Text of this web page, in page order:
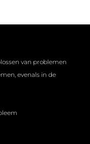
van problemen
evenals in de